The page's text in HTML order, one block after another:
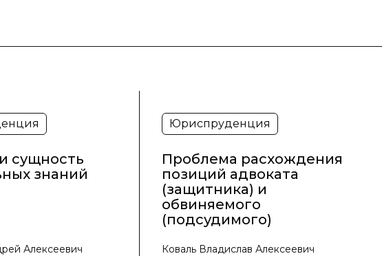
сущность
знаний
Алексеевич
Юриспруденция
Проблема расхождения
позиций адвоката
(защитника) и
обвиняемого
(подсудимого)
Коваль Владислав Алексеевич